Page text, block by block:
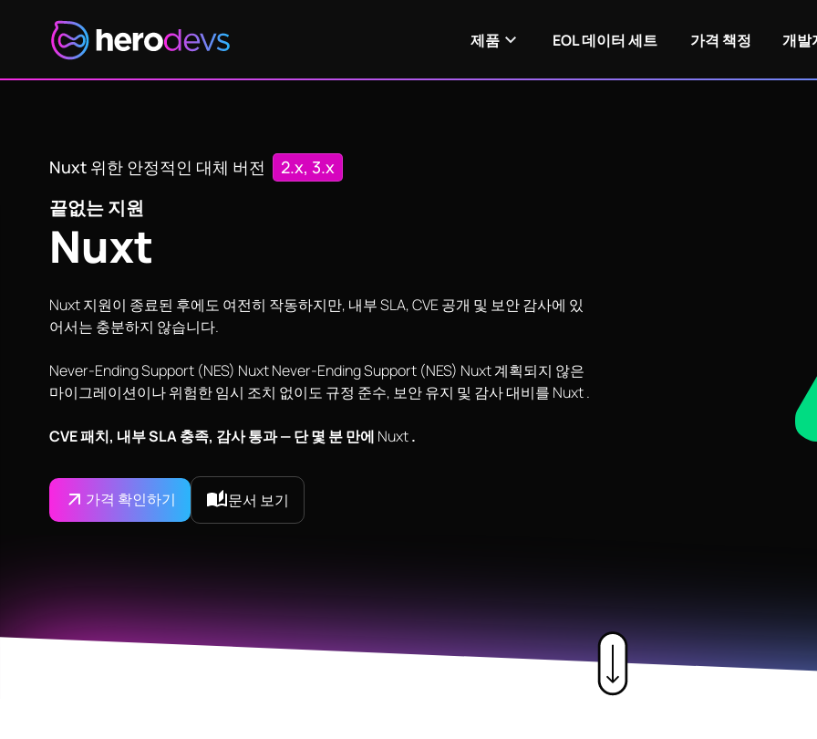
제품 EOL 데이터 세트 가격 책정 개발
Nuxt 위한 안정적인 대체 버전 2.x, 3.x
끝없는 지원
Nuxt
Nuxt 지원이 종료된 후에도 여전히 작동하지만, 내부 SLA, CVE 공개 및 보안 감사에 있
어서는 충분하지 않습니다.
Never-Ending Support (NES) Nuxt Never-Ending Support (NES) Nuxt 계획되지 않은
마이그레이션이나 위험한 임시 조치 없이도 규정 준수, 보안 유지 및 감사 대비를 Nuxt .
‍CVE 패치, 내부 SLA 충족, 감사 통과 — 단 몇 분 만에 Nuxt.
가격 확인하기 문서 보기
Nu Nuxt용 NES